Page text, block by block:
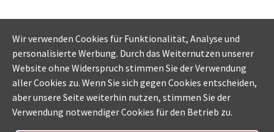
Wir verwenden Cookies für Funktionalität, Analyse und
personalisierte Werbung. Durch das Weiternutzen unserer
Website ohne Widerspruch stimmen Sie der Verwendung
aller Cookies zu. Wenn Sie sich gegen Cookies entscheiden,
aber unsere Seite weiterhin nutzen, stimmen Sie der
Verwendung notwendiger Cookies für den Betrieb zu.